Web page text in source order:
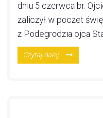
dniu 5 czerwca br.
zaliczył w poczet
z Podegrodzia ojca
Czytaj dalej